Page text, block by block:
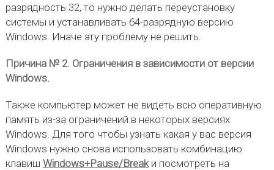
разрядность 32, то нужно делать переустановку
системы и устанавливать 64-разрядную версию
Windows. Иначе эту проблему не решить.
Причина № 2. Ограничения в зависимости от версии
Windows.
Также компьютер может не видеть всю оперативную
память из-за ограничений в некоторых версиях
Windows. Для того чтобы узнать какая у вас версия
Windows нужно снова использовать комбинацию
клавиш Windows+Pause/Breakи посмотреть на